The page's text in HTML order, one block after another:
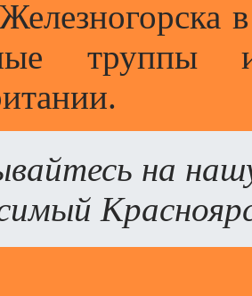
труппы
на